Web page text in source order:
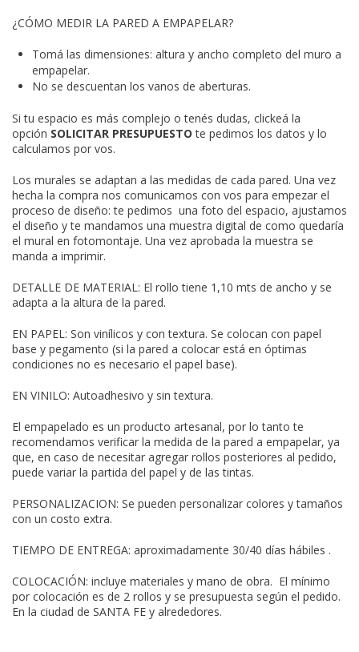
¿CÓMO MEDIR LA PARED A EMPAPELAR?
Tomá las dimensiones: altura y ancho completo del muro a
empapelar.
No se descuentan los vanos de aberturas.
Si tu espacio es más complejo o tenés dudas, clickeá la
opción SOLICITAR PRESUPUESTOte pedimos los datos y lo
calculamos por vos.
Los murales se adaptan a las medidas de cada pared. Una vez
hecha la compra nos comunicamos con vos para empezar el
proceso de diseño: te pedimos una foto del espacio, ajustamos
el diseño y te mandamos una muestra digital de como quedaría
el mural en fotomontaje. Una vez aprobada la muestra se
manda a imprimir.
DETALLE DE MATERIAL: El rollo tiene 1,10 mts de ancho y se
adapta a la altura de la pared.
EN PAPEL: Son vinílicos y con textura. Se colocan con papel
base y pegamento (si la pared a colocar está en óptimas
condiciones no es necesario el papel base).
EN VINILO: Autoadhesivo y sin textura.
El empapelado es un producto artesanal, por lo tanto te
recomendamos verificar la medida de la pared a empapelar, ya
que, en caso de necesitar agregar rollos posteriores al pedido,
puede variar la partida del papel y de las tintas.
PERSONALIZACION: Se pueden personalizar colores y tamaños
con un costo extra.
TIEMPO DE ENTREGA: aproximadamente 30/40 días hábiles .
COLOCACIÓN: incluye materiales y mano de obra. El mínimo
por colocación es de 2 rollos y se presupuesta según el pedido.
En la ciudad de SANTA FE y alrededores.